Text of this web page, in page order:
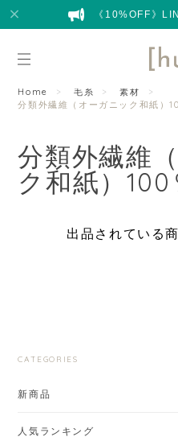
《10%OFF》
Home 毛糸
素材
分類外繊維（オーガニック和紙）
分類外繊維
ク和紙）100
出品されている
CATEGORIES
新商品
人気ランキング